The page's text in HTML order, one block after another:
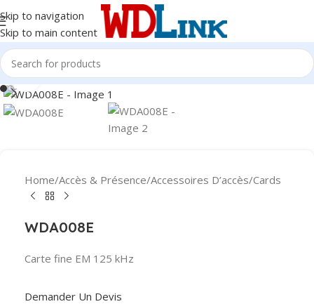
Skip to navigation
Skip to main content
Click to enlarge
Home/Accès & Présence/Accessoires D’accès/Cards
WDA008E
Carte fine EM 125 kHz
Demander Un Devis